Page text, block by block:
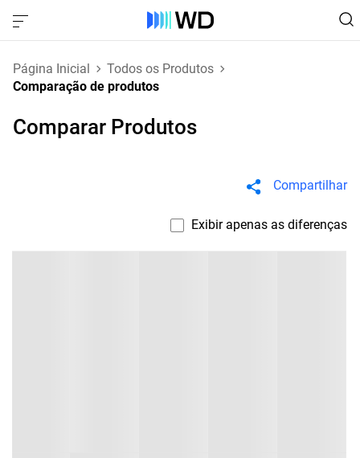
Página Inicial
Todos os Produtos
Comparação de produtos
Comparar Produtos
Compartilhar
Exibir apenas as diferenças